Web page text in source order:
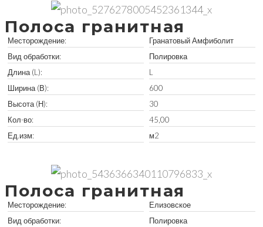
Полоса гранитная
Месторождение:
Вид обработки:
Длина (L):
Ширина (В):
Высота (Н):
Кол-во:
Ед.изм:
Гранатовый Амфиболит
Полировка
L
600
30
45,00
м2
Полоса гранитная
Месторождение:
Вид обработки:
Елизовское
Полировка